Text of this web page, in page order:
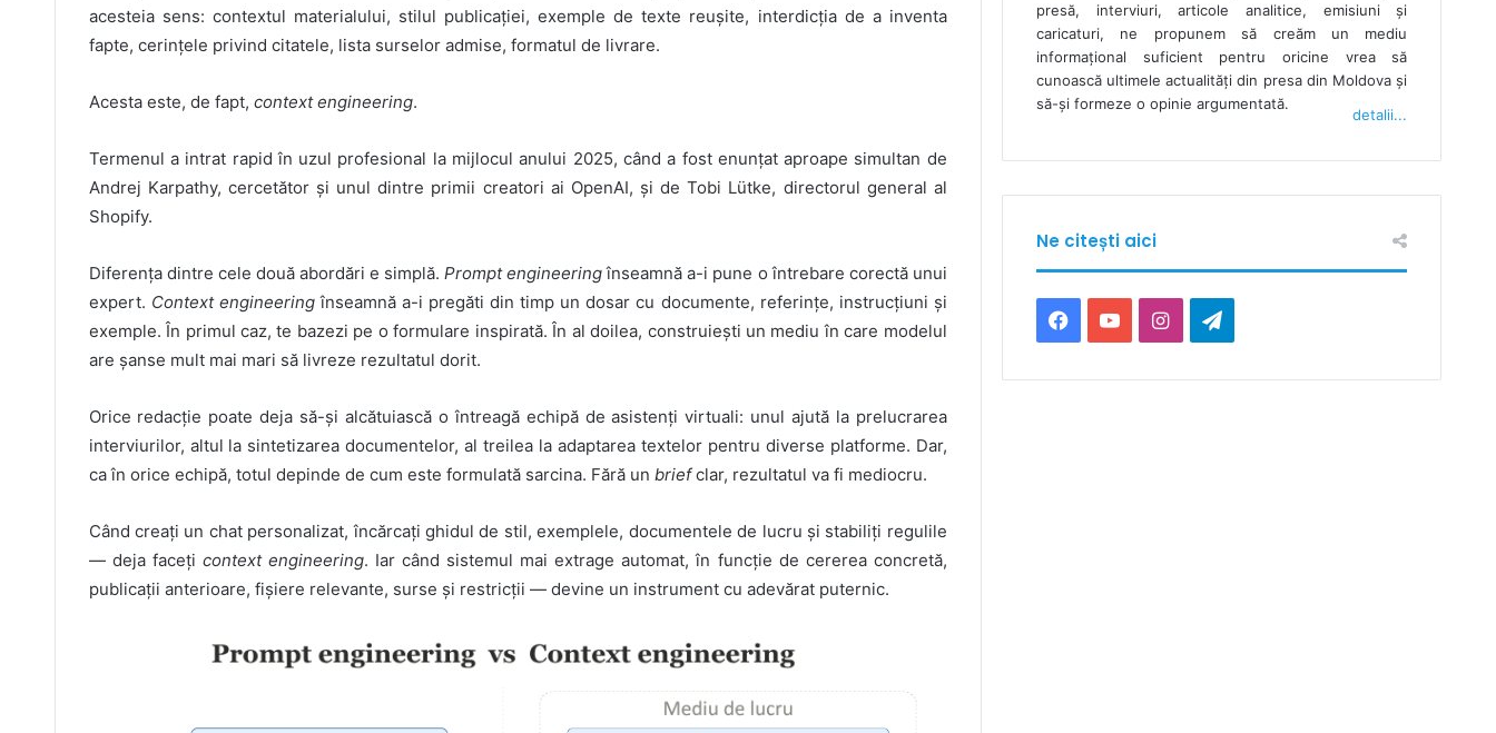
acesteia sens: contextul materialului, stilul publicației, exemple de texte reușite, interdicția de a inventa
fapte, cerințele privind citatele, lista surselor admise, formatul de livrare.
Acesta este, de fapt, context engineering.
Termenul a intrat rapid în uzul profesional la mijlocul anului 2025, când a fost enunțat aproape simultan de
Andrej Karpathy, cercetător și unul dintre primii creatori ai OpenAI, și de Tobi Lütke, directorul general al
Shopify.
Diferența dintre cele două abordări e simplă.Prompt engineeringînseamnă a-i pune o întrebare corectă unui
expert. Context engineeringînseamnă a-i pregăti din timp un dosar cu documente, referințe, instrucțiuni și
exemple. În primul caz, te bazezi pe o formulare inspirată. În al doilea, construiești un mediu în care modelul
are șanse mult mai mari să livreze rezultatul dorit.
Orice redacție poate deja să-și alcătuiască o întreagă echipă de asistenți virtuali: unul ajută la prelucrarea
interviurilor, altul la sintetizarea documentelor, al treilea la adaptarea textelor pentru diverse platforme. Dar,
ca în orice echipă, totul depinde de cum este formulată sarcina. Fără un briefclar, rezultatul va fi mediocru.
Când creați un chat personalizat, încărcați ghidul de stil, exemplele, documentele de lucru și stabiliți regulile
— deja faceți context engineering. Iar când sistemul mai extrage automat, în funcție de cererea concretă,
publicații anterioare, fișiere relevante, surse și restricții — devine un instrument cu adevărat puternic.
presă, interviuri, articole analitice, emisiuni și
caricaturi, ne propunem să creăm un mediu
informaţional suficient pentru oricine vrea să
cunoască ultimele actualităţi din presa din Moldova şi
să-şi formeze o opinie argumentată.
detalii...
Ne citești aici
F
Y
I
T